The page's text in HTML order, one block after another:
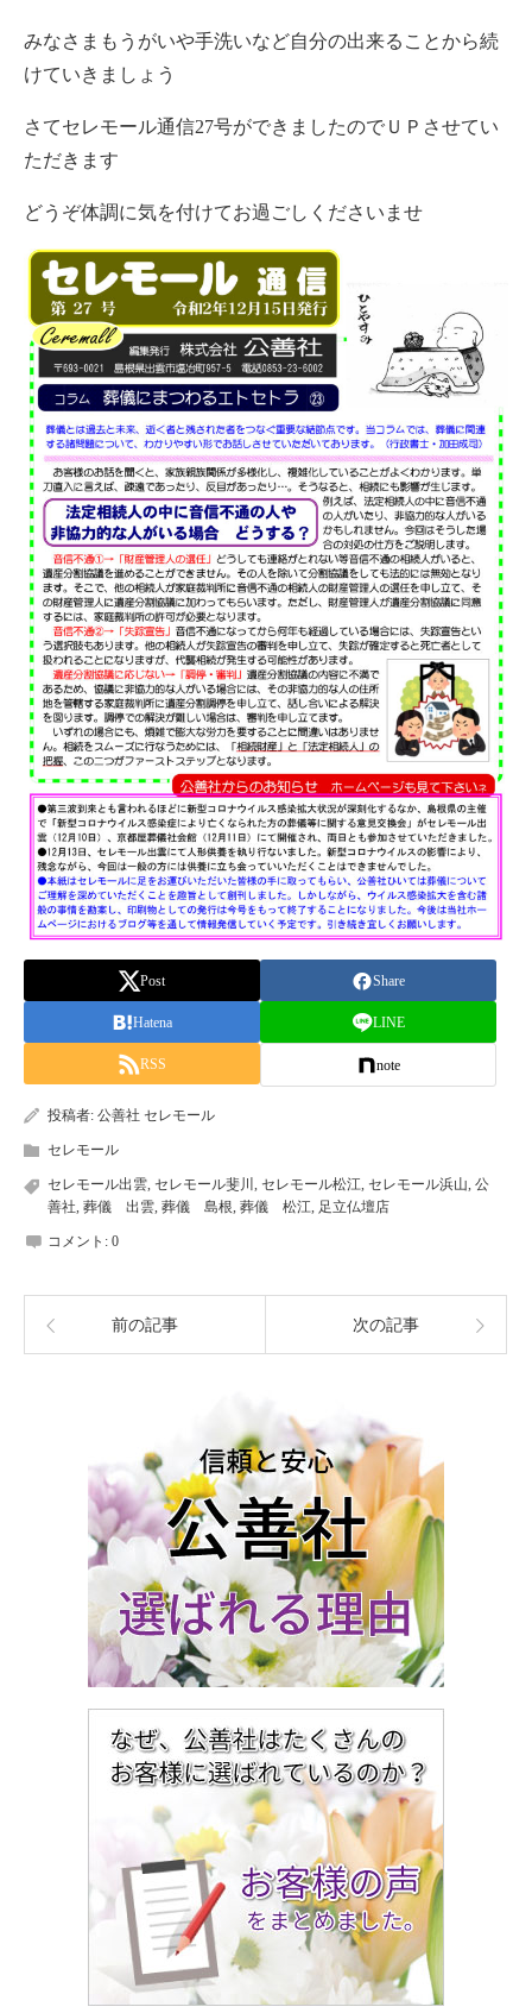
みなさまもうがいや手洗いなど自分の出来ることから続
けていきましょう
さてセレモール通信27号ができましたのでＵＰさせてい
ただきます
どうぞ体調に気を付けてお過ごしくださいませ
Post Share
Hatena LINE
RSS note
投稿者: 公善社 セレモール
セレモール
セレモール出雲, セレモール斐川 , セレモール松江, セレモール浜山, 公
善社, 葬儀 出雲, 葬儀 島根, 葬儀 松江, 足立仏壇店
コメント: 0
前の記事 次の記事